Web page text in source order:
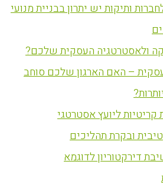
ותיקות יש יתרון בבניית מנועי
ולאסטרטגיה העסקית שלכם?
– האם הארגון שלכם סוחב
ובקרת תהליכים
דירקטוריון לדוגמא